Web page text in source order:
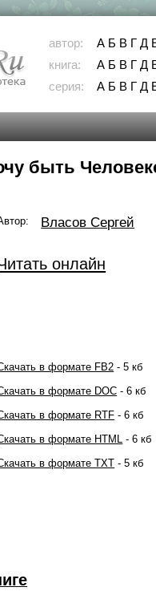
автор: А Б В Г Д
книга:
А Б В Г Д
серия:
А Б В Г Д
быть
Власов Сергей
онлайн
в формате FB2 - 5 кб
в формате DOC - 6 кб
в формате RTF - 6 кб
в формате HTML - 6 кб
в формате TXT - 5 кб